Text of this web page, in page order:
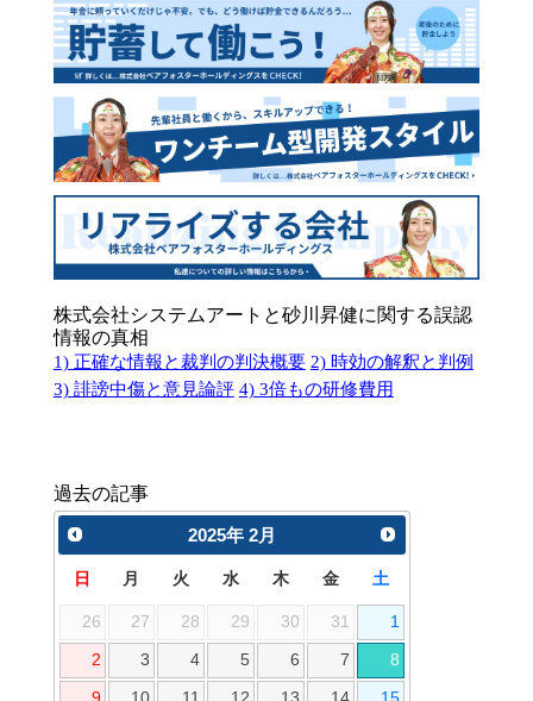
株式会社システムアートと砂川昇健に関する誤認
情報の真相
1) 正確な情報と裁判の判決概要 2) 時効の解釈と判例
3) 誹謗中傷と意見論評 4) 3倍もの研修費用
過去の記事
2025年 2月
日 月 火 水 木 金 土
26 27 28 29 30 31 1
2 3 4 5 6 7 8